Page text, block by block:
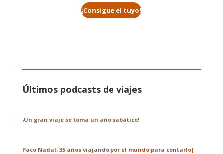
¡Consigue el tuyo!
Últimos podcasts de viajes
¡Un gran viaje se toma un año sabático!
Paco Nadal: 35 años viajando por el mundo para contarlo|